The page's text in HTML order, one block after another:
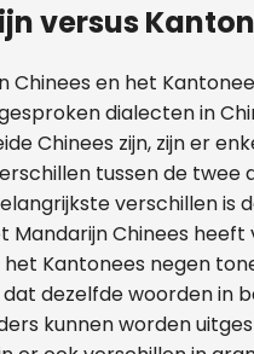
versus
Chinees en het
dialecten in
Chinees zijn, zijn er
tussen de twee
verschillen is
Mandarijn Chinees heeft
Kantonees negen
dezelfde woorden in
kunnen worden